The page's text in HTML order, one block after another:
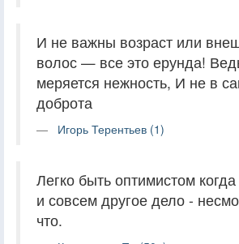
И не важны возраст или
волос — все это ерунда!
меряется нежность, И не в
доброта
Игорь Терентьев (1)
Легко быть оптимистом
и совсем другое дело -
что.